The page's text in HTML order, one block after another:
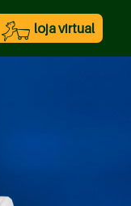
loja virtual